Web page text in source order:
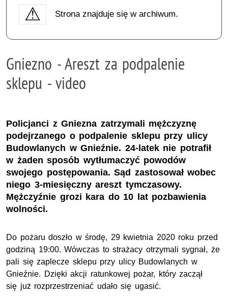
Strona znajduje się w archiwum.
Gniezno - Areszt za podpalenie
sklepu - video
Policjanci z Gniezna zatrzymali mężczyznę
podejrzanego o podpalenie sklepu przy ulicy
Budowlanych w Gnieźnie. 24-latek nie potrafił
w żaden sposób wytłumaczyć powodów
swojego postępowania. Sąd zastosował wobec
niego 3-miesięczny areszt tymczasowy.
Mężczyźnie grozi kara do 10 lat pozbawienia
wolności.
Do pożaru doszło w środę, 29 kwietnia 2020 roku przed
godziną 19:00. Wówczas to strażacy otrzymali sygnał, że
pali się zaplecze sklepu przy ulicy Budowlanych w
Gnieźnie. Dzięki akcji ratunkowej pożar, który zaczął
się już rozprzestrzeniać udało się ugasić.